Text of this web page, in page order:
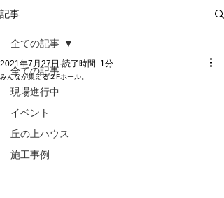
記事
全ての記事
現場進行中
イベント
丘の上ハウス
施工事例
全ての記事
みんなが集える２Fホール。
2021年7月27日 読了時間: 1分